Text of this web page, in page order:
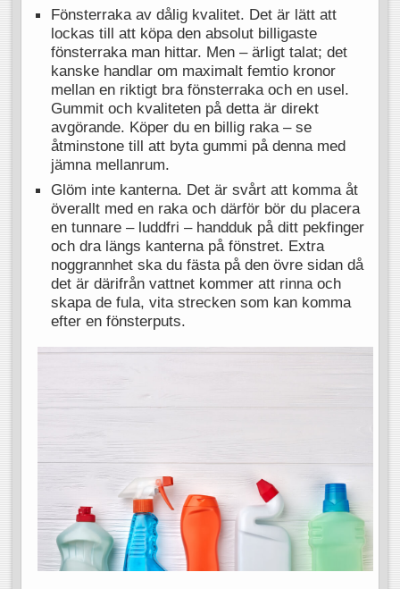
Fönsterraka av dålig kvalitet. Det är lätt att
lockas till att köpa den absolut billigaste
fönsterraka man hittar. Men – ärligt talat; det
kanske handlar om maximalt femtio kronor
mellan en riktigt bra fönsterraka och en usel.
Gummit och kvaliteten på detta är direkt
avgörande. Köper du en billig raka – se
åtminstone till att byta gummi på denna med
jämna mellanrum.
Glöm inte kanterna. Det är svårt att komma åt
överallt med en raka och därför bör du placera
en tunnare – luddfri – handduk på ditt pekfinger
och dra längs kanterna på fönstret. Extra
noggrannhet ska du fästa på den övre sidan då
det är därifrån vattnet kommer att rinna och
skapa de fula, vita strecken som kan komma
efter en fönsterputs.